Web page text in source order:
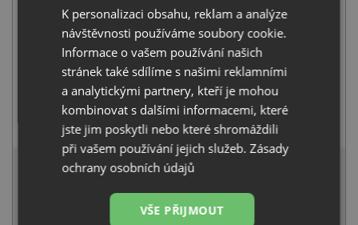
Deante NEO LUNO BOC B740 nerez
2 390 Kčs DPH
5 178 Kč
Sleva: 272 Kč
K personalizaci obsahu, reklam a analýze
návštěvnosti používáme soubory cookie.
Informace o vašem používání našich
stránek také sdílíme s našimi reklamními
a analytickými partnery, kteří je mohou
kombinovat s dalšími informacemi, které
jste jim poskytli nebo které shromáždili
při vašem používání jejich služeb.Zásady
ochrany osobních údajů
VŠE PŘIJMOUT